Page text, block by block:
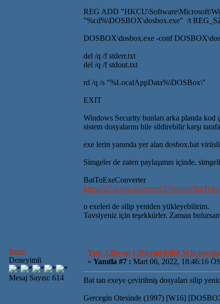
REG ADD
"%cd%\DOSBOX\dosbox.exe" /t
DOSBOX\dosbox.exe -conf
del /q /f stderr.txt
del /q /f stdout.txt
rd /q /s "%LocalAppData%\DOSBox\"
EXIT
Windows Security bunları arka planda kod
sistem dosyalarını bile sildirebilir karşı
exe lerin yanında yer alan dosbox.bat
Simgeler de zaten paylaşımın içinde,
BatToExeConverter
https://s7.dosya.tc/server21/9lqdv6/
o exeleri de silip yeniden yükleyebilirim.
Tavsiyeniz için teşekkürler. Zaman
feuer
Deneyimli
Mesaj Sayısı: 614
Ynt: 3.Boyut CDlerini 64bit Windowsta
« Yanıtla #7 : Mart 06, 2022, 18:46:16
Bat tan exeye çevirilmiş dosyaları silip
Gercegin Otesinde (1997) [W16]